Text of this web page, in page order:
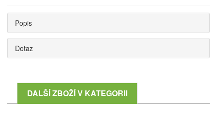
Popis
Dotaz
DALŠÍ ZBOŽÍ V KATEGORII